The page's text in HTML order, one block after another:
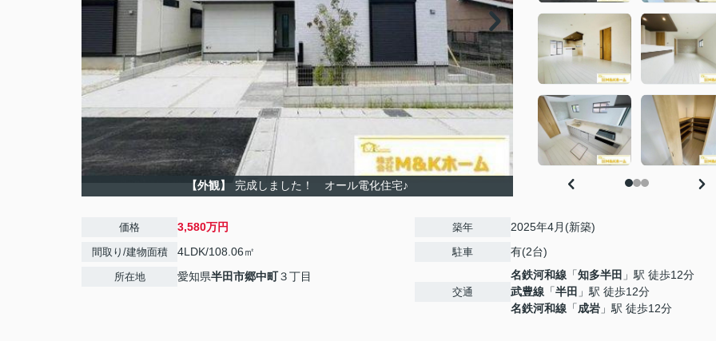
【外観】 完成しました！ オール電化住宅♪
価格 3,580万円
間取り/建物面積 4LDK/108.06㎡
所在地 愛知県半田市郷中町３丁目
築年 2025年4月(新築)
駐車 有(2台)
交通
名鉄河和線 「知多半田 」駅 徒歩12分
武豊線 「半田 」駅 徒歩12分
名鉄河和線 「成岩 」駅 徒歩12分